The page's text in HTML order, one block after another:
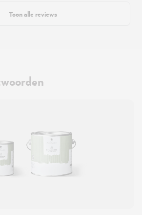
Toon alle reviews